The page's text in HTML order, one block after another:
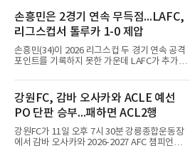
데다 7회 6실점이 겹쳐 0-8로 졌다.샌디에이고
파드리스 송성문은 휴스턴 애스트로스와의 홈경
기에 결장했다. 샌디에이고는 3-2로 이겼다.
손흥민은 2경기 연속 무득점...LAFC,
리그스컵서 톨루카 1-0 제압
손흥민(34)이 2026 리그스컵 두 경기 연속 공격
포인트를 기록하지 못한 가운데 LAFC가 추가시
간) 미국 로스앤젤레스 BMO 스타디움에서 열린
멕시코 리가 MX 톨루카와의 조별리그 2차전에
최전방 공격수로 선발 출전했으나 슈팅 없이 후
반 23분 주드 테리와 교체됐다. 북중미 월드컵
이후 MLS 4경기 연속 골을 넣었던 그는 지난 6
일 치바스 과달라하라전에 이어 침묵했다.전반
1분 다비드 마르티네스가 얻은 페널티킥은 비디
강원FC, 감바 오사카와 ACLE 예선
PO 단판 승부...패하면 ACL2행
강원FC가 11일 오후 7시 30분 강릉종합운동장
에서 감바 오사카와 2026-2027 AFC 챔피언스